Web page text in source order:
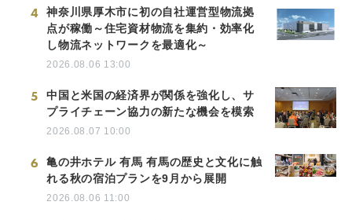
4
神奈川県厚木市に初の自社運営型物流拠
点が稼働～住宅資材物流を集約・効率化
し物流ネットワークを最適化～
2026.08.06 13:00
5
中国と米国の経済界が関係を強化し、サ
プライチェーン協力の新たな機会を模索
2026.08.07 10:00
6
亀の井ホテル 有馬 有馬の歴史と文化に触
れる秋の宿泊プランを9月から展開
2026.08.06 11:00